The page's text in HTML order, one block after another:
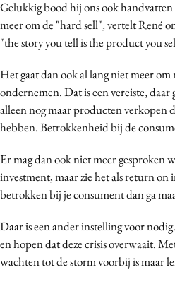
Merkstrategie
PR
Programmatic
Purpose Marketing
Reputatie & crisis
Gelukkig bood hij ons ook
meer om de "hard sell", vertelt René
"the story you tell is the product you
Het gaat dan ook al lang niet meer
ondernemen. Dat is een vereiste, daar
alleen nog maar producten verkopen
hebben. Betrokkenheid bij de
Er mag dan ook niet meer gesproken
investment, maar zie het als return on
betrokken bij je consument dan ga
Daar is een ander instelling voor
en hopen dat deze crisis overwaait.
wachten tot de storm voorbij is maar